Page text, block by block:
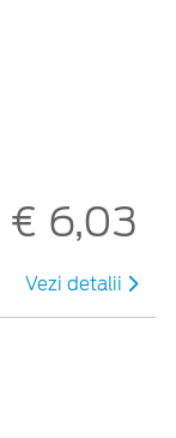
€ 6,03
Vezi detalii